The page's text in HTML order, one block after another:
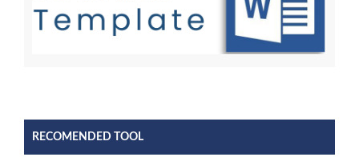
RECOMENDED TOOL